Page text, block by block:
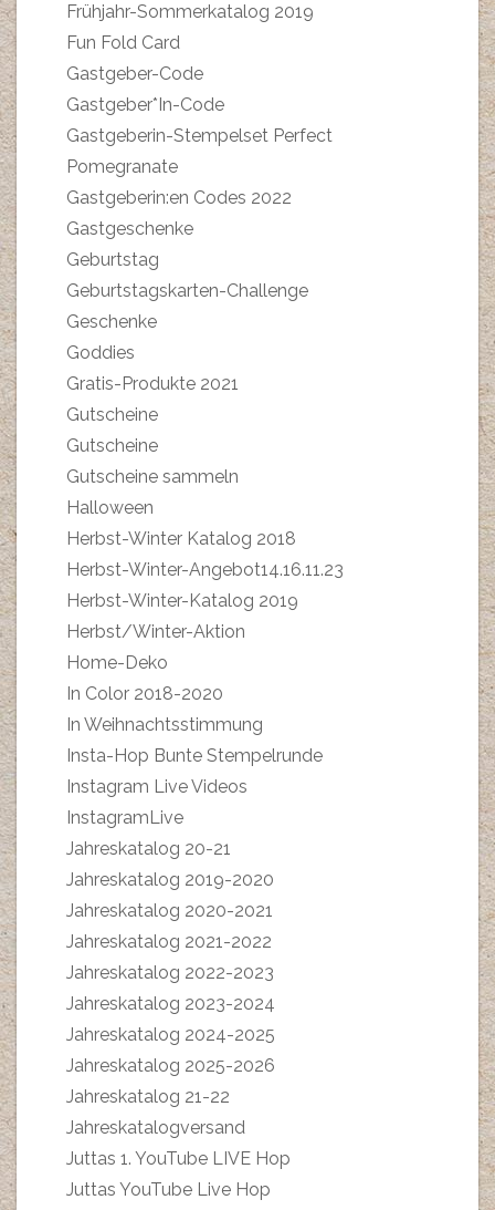
Frühjahr-Sommerkatalog 2019
Fun Fold Card
Gastgeber-Code
Gastgeber*In-Code
Gastgeberin-Stempelset Perfect
Pomegranate
Gastgeberin:en Codes 2022
Gastgeschenke
Geburtstag
Geburtstagskarten-Challenge
Geschenke
Goddies
Gratis-Produkte 2021
Gutscheine
Gutscheine
Gutscheine sammeln
Halloween
Herbst-Winter Katalog 2018
Herbst-Winter-Angebot14.16.11.23
Herbst-Winter-Katalog 2019
Herbst/Winter-Aktion
Home-Deko
In Color 2018-2020
In Weihnachtsstimmung
Insta-Hop Bunte Stempelrunde
Instagram Live Videos
InstagramLive
Jahreskatalog 20-21
Jahreskatalog 2019-2020
Jahreskatalog 2020-2021
Jahreskatalog 2021-2022
Jahreskatalog 2022-2023
Jahreskatalog 2023-2024
Jahreskatalog 2024-2025
Jahreskatalog 2025-2026
Jahreskatalog 21-22
Jahreskatalogversand
Juttas 1. YouTube LIVE Hop
Juttas YouTube Live Hop